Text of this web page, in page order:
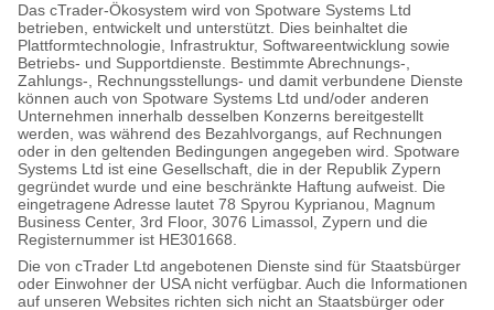
Das cTrader-Ökosystem wird von Spotware Systems Ltd
betrieben, entwickelt und unterstützt. Dies beinhaltet die
Plattformtechnologie, Infrastruktur, Softwareentwicklung sowie
Betriebs- und Supportdienste. Bestimmte Abrechnungs-,
Zahlungs-, Rechnungsstellungs- und damit verbundene Dienste
können auch von Spotware Systems Ltd und/oder anderen
Unternehmen innerhalb desselben Konzerns bereitgestellt
werden, was während des Bezahlvorgangs, auf Rechnungen
oder in den geltenden Bedingungen angegeben wird. Spotware
Systems Ltd ist eine Gesellschaft, die in der Republik Zypern
gegründet wurde und eine beschränkte Haftung aufweist. Die
eingetragene Adresse lautet 78 Spyrou Kyprianou, Magnum
Business Center, 3rd Floor, 3076 Limassol, Zypern und die
Registernummer ist HE301668.
Die von cTrader Ltd angebotenen Dienste sind für Staatsbürger
oder Einwohner der USA nicht verfügbar. Auch die Informationen
auf unseren Websites richten sich nicht an Staatsbürger oder